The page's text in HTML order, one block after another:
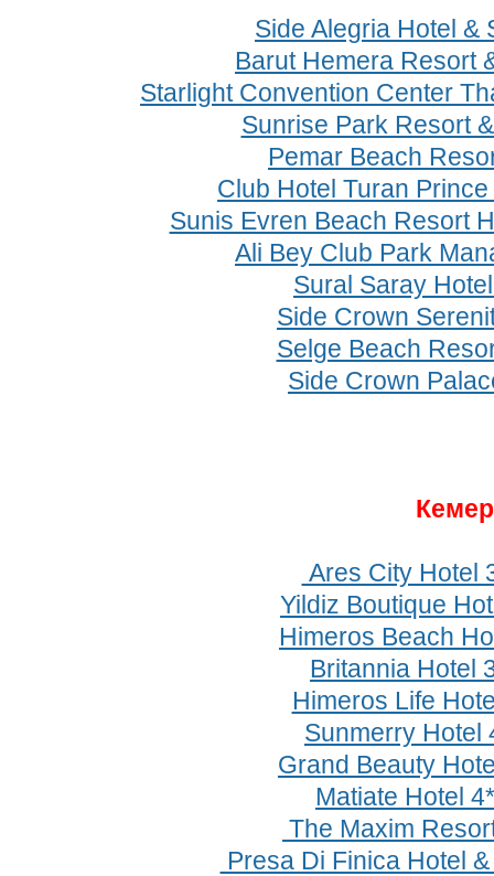
Side Alegria Hotel &
Barut Hemera Resort
Starlight Convention Center
Sunrise Park Resort
Pemar Beach
Club Hotel Turan
Sunis Evren Beach Resort
Ali Bey Club Park
Sural Saray
Side Crown
Selge Beach
Side Crown
Ares City Hotel
Yildiz Boutique
Himeros Beach
Britannia Hotel
Himeros Life
Sunmerry Hotel
Grand Beauty
Matiate Hotel 4*
The Maxim
Presa Di Finica Hotel